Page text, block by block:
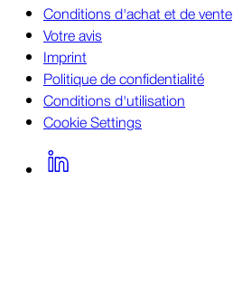
Conditions d'achat et de vente
Votre avis
Imprint
Politique de confidentialité
Conditions d'utilisation
Cookie Settings